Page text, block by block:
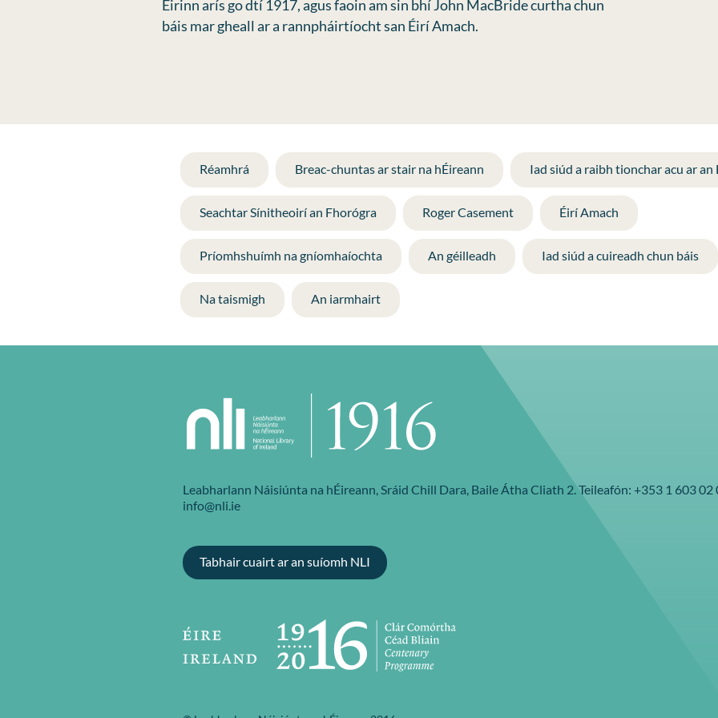
Éirinn arís go dtí 1917, agus faoin am sin bhí John MacBride curtha chun
báis mar gheall ar a rannpháirtíocht san Éirí Amach.
Réamhrá Breac-chuntas ar stair na hÉireann Iad siúd a raibh tionchar acu ar an
Seachtar Sínitheoirí an Fhorógra Roger Casement Éirí Amach
Príomhshuímh na gníomhaíochta An géilleadh Iad siúd a cuireadh chun báis
Na taismigh An iarmhairt
Leabharlann Náisiúnta na hÉireann, Sráid Chill Dara, Baile Átha Cliath 2. Teileafón: +353 1 603
info@nli.ie
Tabhair cuairt ar an suíomh NLI